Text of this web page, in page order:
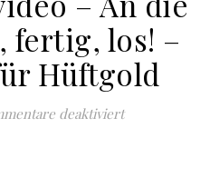
fertig, los! –
Hüftgold
deaktiviertfür